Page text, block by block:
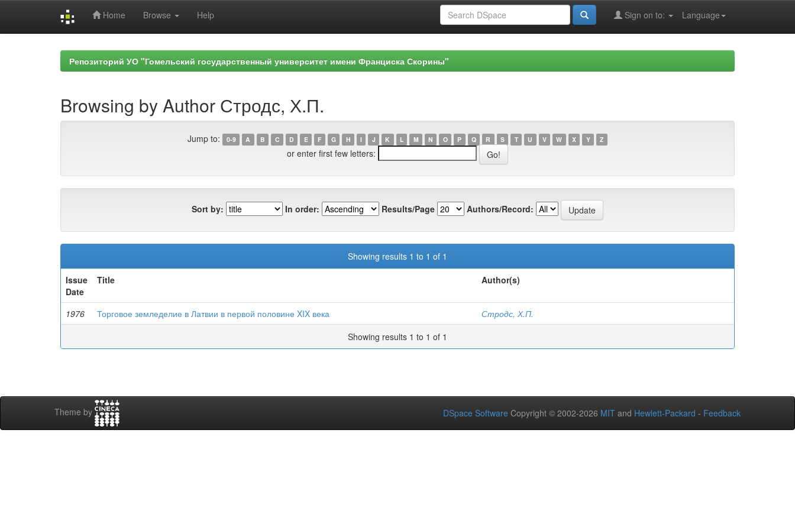
Home Browse Help Language
Sign on to:
Репозиторий УО "Гомельский государственный университет имени Франциска Скорины"
Browsing by Author Стродс, Х.П.
Jump to: 0-9 A B C D E F G H I J K L M N O P Q R S T U V W X Y Z
or enter first few letters:
Sort by: In order: Results/Page Authors/Record:
Showing results 1 to 1 of 1
Issue
Date
Title Author(s)
1976 Торговое земледелие в Латвии в первой половине XIX века
Стродс, Х.П.
Showing results 1 to 1 of 1
Theme by DSpace Software Copyright © 2002-2026 MIT and Hewlett-Packard - Feedback